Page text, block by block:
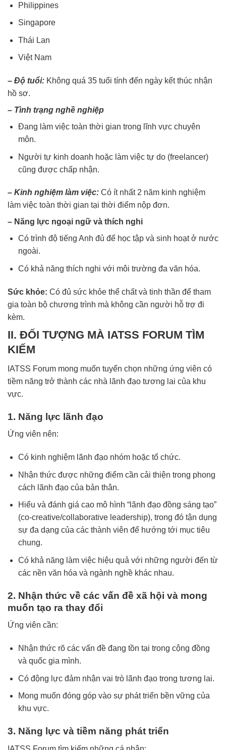
Philippines
Singapore
Thái Lan
Việt Nam
– Độ tuổi: Không quá 35 tuổi tính đến ngày kết thúc nhận
hồ sơ.
– Tình trạng nghề nghiệp
Đang làm việc toàn thời gian trong lĩnh vực chuyên
môn.
Người tự kinh doanh hoặc làm việc tự do (freelancer)
cũng được chấp nhận.
– Kinh nghiệm làm việc: Có ít nhất 2 năm kinh nghiệm
làm việc toàn thời gian tại thời điểm nộp đơn.
– Năng lực ngoại ngữ và thích nghi
Có trình độ tiếng Anh đủ để học tập và sinh hoạt ở nước
ngoài.
Có khả năng thích nghi với môi trường đa văn hóa.
Sức khỏe: Có đủ sức khỏe thể chất và tinh thần để tham
gia toàn bộ chương trình mà không cần người hỗ trợ đi
kèm.
II. ĐỐI TƯỢNG MÀ IATSS FORUM TÌM
KIẾM
IATSS Forum mong muốn tuyển chọn những ứng viên có
tiềm năng trở thành các nhà lãnh đạo tương lai của khu
vực.
1. Năng lực lãnh đạo
Ứng viên nên:
Có kinh nghiệm lãnh đạo nhóm hoặc tổ chức.
Nhận thức được những điểm cần cải thiện trong phong
cách lãnh đạo của bản thân.
Hiểu và đánh giá cao mô hình “lãnh đạo đồng sáng tạo”
(co-creative/collaborative leadership), trong đó tận dụng
sự đa dạng của các thành viên để hướng tới mục tiêu
chung.
Có khả năng làm việc hiệu quả với những người đến từ
các nền văn hóa và ngành nghề khác nhau.
2. Nhận thức về các vấn đề xã hội và mong
muốn tạo ra thay đổi
Ứng viên cần:
Nhận thức rõ các vấn đề đang tồn tại trong cộng đồng
và quốc gia mình.
Có động lực đảm nhận vai trò lãnh đạo trong tương lai.
Mong muốn đóng góp vào sự phát triển bền vững của
khu vực.
3. Năng lực và tiềm năng phát triển